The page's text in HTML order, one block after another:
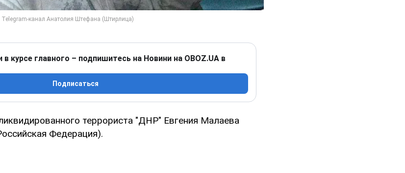
курсе главного – подпишитесь на Новини на OBOZ.UA в
Подписаться
террориста "ДНР" Евгения Малаева
Федерация).